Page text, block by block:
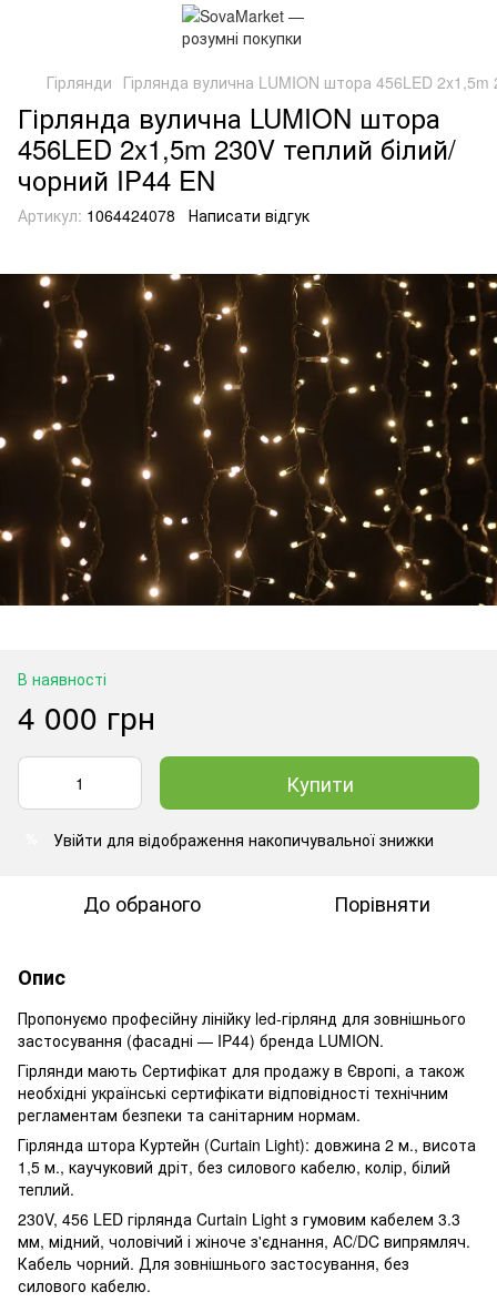
Гірлянди Гірлянда вулична LUMION штора 456LED 2x1,5m
Гірлянда вулична LUMION штора
456LED 2x1,5m 230V теплий білий/
чорний IP44 EN
Артикул: 1064424078 Написати відгук
В наявності
4 000 грн
Купити
Увійти для відображення накопичувальної знижки
До обраного Порівняти
Опис
Пропонуємо професійну лінійку led-гірлянд для зовнішнього
застосування (фасадні — IP44) бренда LUMION.
Гірлянди мають Сертифікат для продажу в Європі, а також
необхідні українські сертифікати відповідності технічним
регламентам безпеки та санітарним нормам.
Гірлянда штора Куртейн (Curtain Light): довжина 2 м., висота
1,5 м., каучуковий дріт, без силового кабелю, колір, білий
теплий.
230V, 456 LED гірлянда Curtain Light з гумовим кабелем 3.3
мм, мідний, чоловічий і жіноче з'єднання, АС/DC випрямляч.
Кабель чорний. Для зовнішнього застосування, без
силового кабелю.